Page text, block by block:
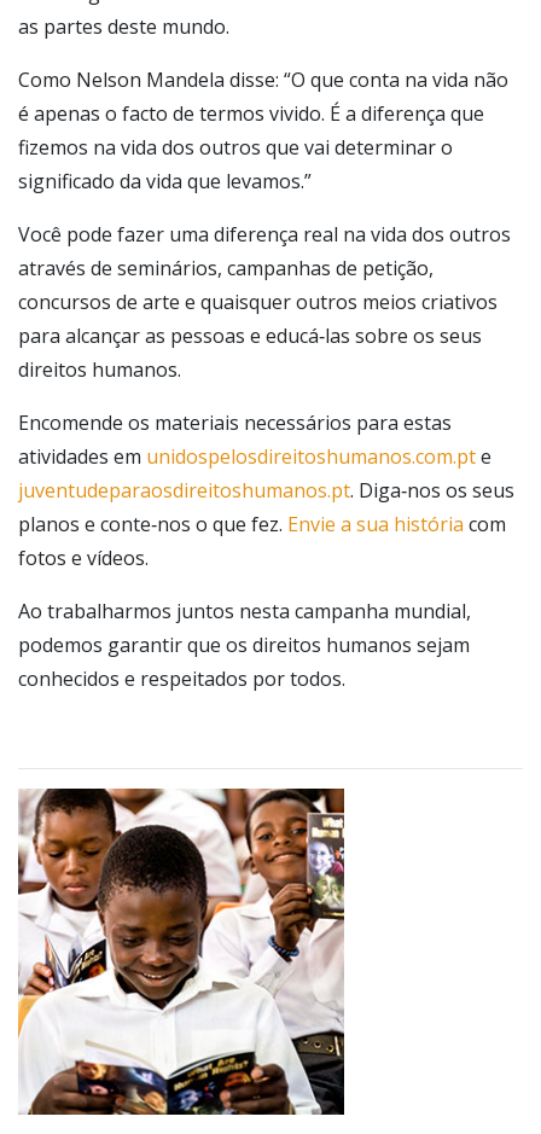
as partes deste mundo.
Como Nelson Mandela disse: “O que conta na vida não
é apenas o facto de termos vivido. É a diferença que
fizemos na vida dos outros que vai determinar o
significado da vida que levamos.”
Você pode fazer uma diferença real na vida dos outros
através de seminários, campanhas de petição,
concursos de arte e quaisquer outros meios criativos
para alcançar as pessoas e educá‑las sobre os seus
direitos humanos.
Encomende os materiais necessários para estas
atividades em unidospelosdireitoshumanos.com.pte
juventudeparaosdireitoshumanos.pt. Diga‑nos os seus
planos e conte‑nos o que fez. Envie a sua história com
fotos e vídeos.
Ao trabalharmos juntos nesta campanha mundial,
podemos garantir que os direitos humanos sejam
conhecidos e respeitados por todos.